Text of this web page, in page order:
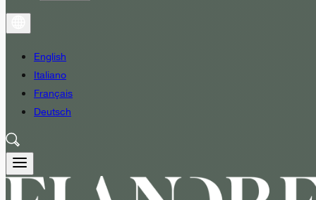
English
Italiano
Français
Deutsch